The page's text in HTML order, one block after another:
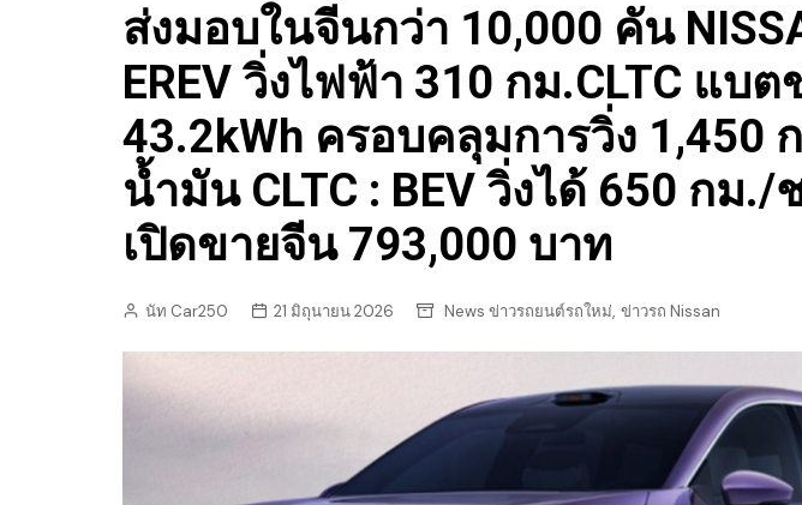
ส่งมอบในจีนกว่า 10,000 คัน
EREV วิ่งไฟฟ้า 310 กม.CLTC แบ
43.2kWh ครอบคลุมการวิ่ง 1,450
น้ำมัน CLTC : BEV วิ่งได้ 650 กม./
เปิดขายจีน 793,000 บาท
นัท Car250 21 มิถุนายน 2026 News ข่าวรถยนต์รถใหม่, ข่าวรถ Nissan